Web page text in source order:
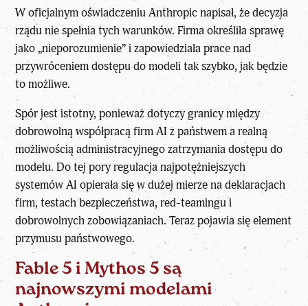
W oficjalnym oświadczeniu Anthropic napisał, że decyzja
rządu nie spełnia tych warunków. Firma określiła sprawę
jako „nieporozumienie” i zapowiedziała prace nad
przywróceniem dostępu do modeli tak szybko, jak będzie
to możliwe.
Spór jest istotny, ponieważ dotyczy granicy między
dobrowolną współpracą firm AI z państwem a realną
możliwością administracyjnego zatrzymania dostępu do
modelu. Do tej pory regulacja najpotężniejszych
systemów AI opierała się w dużej mierze na deklaracjach
firm, testach bezpieczeństwa, red-teamingu i
dobrowolnych zobowiązaniach. Teraz pojawia się element
przymusu państwowego.
Fable 5 i Mythos 5 są
najnowszymi modelami